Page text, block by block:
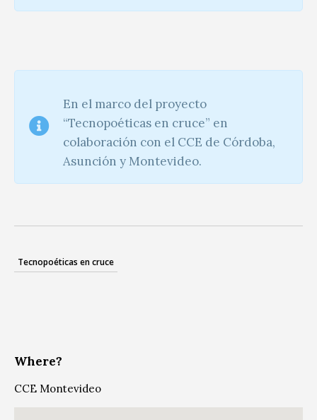
En el marco del proyecto
“Tecnopoéticas en cruce” en
colaboración con el CCE de Córdoba,
Asunción y Montevideo.
Tecnopoéticas en cruce
Where?
CCE Montevideo